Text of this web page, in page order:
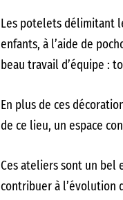
Les potelets délimitant
enfants, à l’aide de
beau travail d’équipe :
En plus de ces
de ce lieu, un espace
Ces ateliers sont un bel
contribuer à l’évolution